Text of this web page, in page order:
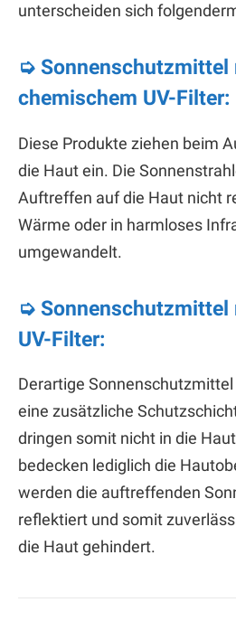
unterscheiden sich
➭ Sonnenschutzmittel
chemischem UV-Filter:
Diese Produkte ziehen beim
die Haut ein. Die
Auftreffen auf die Haut nicht
Wärme oder in harmloses
umgewandelt.
➭ Sonnenschutzmittel
UV-Filter:
Derartige
eine zusätzliche
dringen somit nicht in die
bedecken lediglich die
werden die auftreffenden
reflektiert und somit
die Haut gehindert.